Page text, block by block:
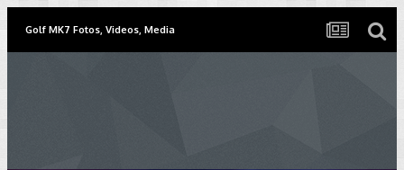
Golf MK7 Fotos, Videos, Media